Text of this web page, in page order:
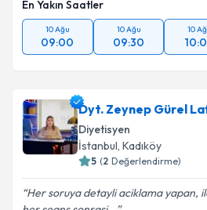
En Yakın Saatler
10 Ağu
09:00
10 Ağu
09:30
10
Dyt. Zeynep Gürel
Diyetisyen
İstanbul, Kadıköy
( Değerlendirme)
Her soruya detayli aciklama yapan,